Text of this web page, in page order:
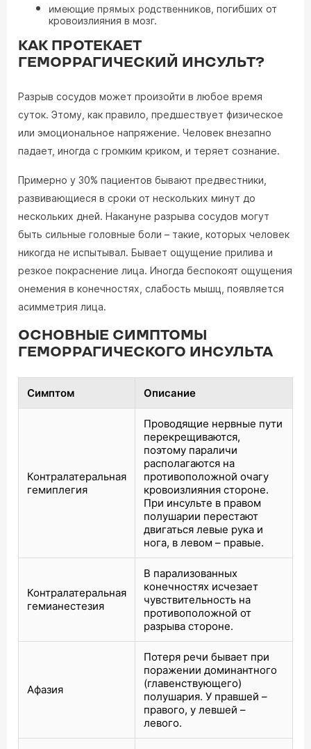
имеющие прямых родственников, погибших от
кровоизлияния в мозг.
КАК ПРОТЕКАЕТ
ГЕМОРРАГИЧЕСКИЙ ИНСУЛЬТ?
Разрыв сосудов может произойти в любое время
суток. Этому, как правило, предшествует физическое
или эмоциональное напряжение. Человек внезапно
падает, иногда с громким криком, и теряет сознание.
Примерно у 30% пациентов бывают предвестники,
развивающиеся в сроки от нескольких минут до
нескольких дней. Накануне разрыва сосудов могут
быть сильные головные боли – такие, которых человек
никогда не испытывал. Бывает ощущение прилива и
резкое покраснение лица. Иногда беспокоят ощущения
онемения в конечностях, слабость мышц, появляется
асимметрия лица.
ОСНОВНЫЕ СИМПТОМЫ
ГЕМОРРАГИЧЕСКОГО ИНСУЛЬТА
Симптом Описание
Контралатеральная
гемиплегия
Проводящие нервные пути
перекрещиваются,
поэтому параличи
располагаются на
противоположной очагу
кровоизлияния стороне.
При инсульте в правом
полушарии перестают
двигаться левые рука и
нога, в левом – правые.
Контралатеральная
гемианестезия
В парализованных
конечностях исчезает
чувствительность на
противоположной от
разрыва стороне.
Афазия
Потеря речи бывает при
поражении доминантного
(главенствующего)
полушария. У правшей –
правого, у левшей –
левого.